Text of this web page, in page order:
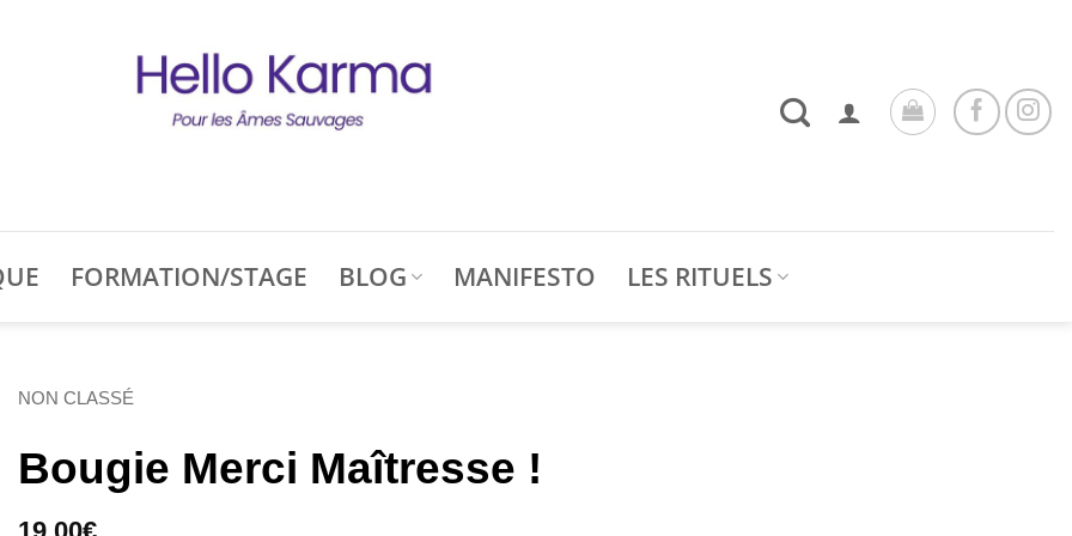
FORMATION/STAGE BLOG MANIFESTO LES RITUELS
NON CLASSÉ
Bougie Merci Maîtresse !